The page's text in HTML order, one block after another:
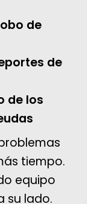
de
de
de los
tiempo.
equipo
su lado.